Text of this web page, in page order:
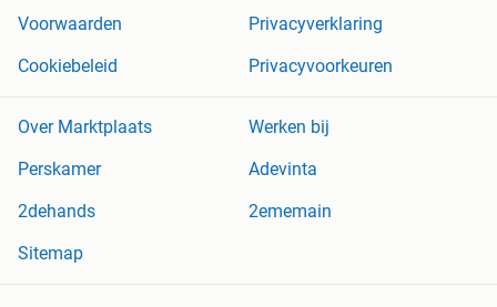
Voorwaarden
Privacyverklaring
Cookiebeleid
Privacyvoorkeuren
Over Marktplaats
Werken bij
Perskamer
Adevinta
2dehands
2ememain
Sitemap